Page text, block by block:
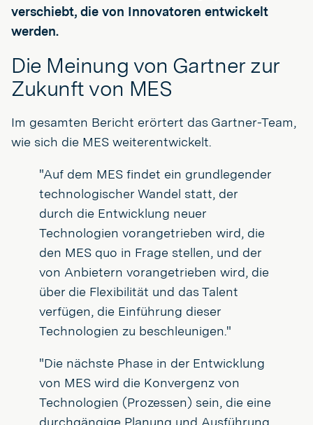
verschiebt, die von Innovatoren entwickelt
werden.
Die Meinung von Gartner zur
Zukunft von MES
Im gesamten Bericht erörtert das Gartner-Team,
wie sich die MES weiterentwickelt.
"Auf dem MES findet ein grundlegender
technologischer Wandel statt, der
durch die Entwicklung neuer
Technologien vorangetrieben wird, die
den MES quo in Frage stellen, und der
von Anbietern vorangetrieben wird, die
über die Flexibilität und das Talent
verfügen, die Einführung dieser
Technologien zu beschleunigen."
"Die nächste Phase in der Entwicklung
von MES wird die Konvergenz von
Technologien (Prozessen) sein, die eine
durchgängige Planung und Ausführung